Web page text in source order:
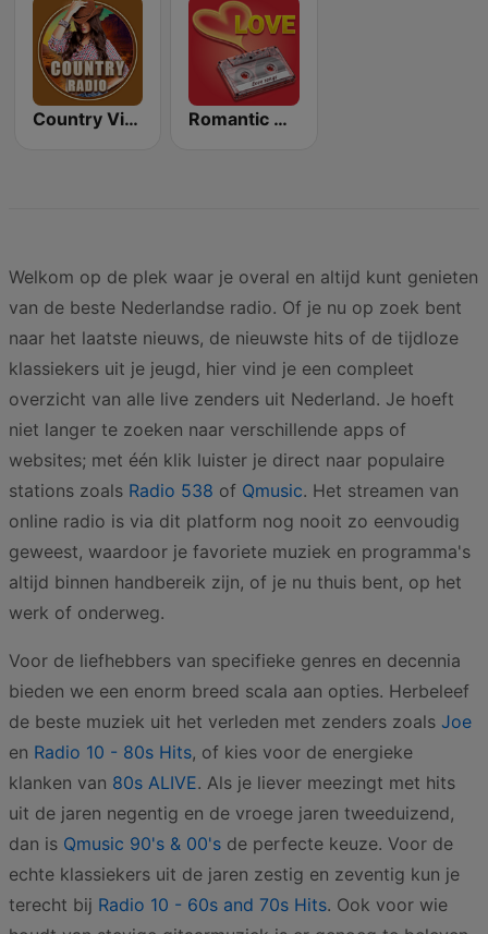
Country Vibes Romantic Vibes
Welkom op de plek waar je overal en altijd kunt genieten
van de beste Nederlandse radio. Of je nu op zoek bent
naar het laatste nieuws, de nieuwste hits of de tijdloze
klassiekers uit je jeugd, hier vind je een compleet
overzicht van alle live zenders uit Nederland. Je hoeft
niet langer te zoeken naar verschillende apps of
websites; met één klik luister je direct naar populaire
stations zoals Radio 538 of Qmusic. Het streamen van
online radio is via dit platform nog nooit zo eenvoudig
geweest, waardoor je favoriete muziek en programma's
altijd binnen handbereik zijn, of je nu thuis bent, op het
werk of onderweg.
Voor de liefhebbers van specifieke genres en decennia
bieden we een enorm breed scala aan opties. Herbeleef
de beste muziek uit het verleden met zenders zoals Joe
en Radio 10 - 80s Hits, of kies voor de energieke
klanken van 80s ALIVE. Als je liever meezingt met hits
uit de jaren negentig en de vroege jaren tweeduizend,
dan is Qmusic 90's & 00's de perfecte keuze. Voor de
echte klassiekers uit de jaren zestig en zeventig kun je
terecht bij Radio 10 - 60s and 70s Hits. Ook voor wie